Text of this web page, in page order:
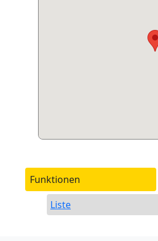
Funktionen
Liste